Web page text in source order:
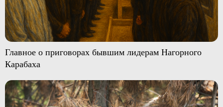
Главное о приговорах бывшим лидерам Нагорного
Карабаха